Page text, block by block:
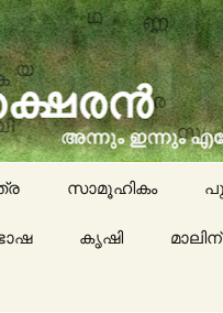
reviews, social
സാമൂഹികം
കൃഷി